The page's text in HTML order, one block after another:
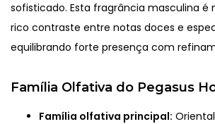
sofisticado. Esta fragrância masculina é
rico contraste entre notas doces e
equilibrando forte presença com
Família Olfativa do Pegasus
Família olfativa principal: